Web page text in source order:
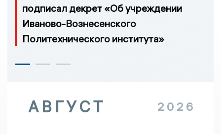
подписал декрет «Об учреждении
Иваново-Вознесенского
Политехнического института»
АВГУСТ 2026